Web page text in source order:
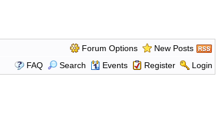
Forum Options
New Posts
FAQ
Search Events Register Login